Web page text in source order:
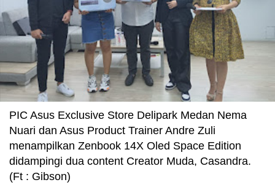
PIC Asus Exclusive Store Delipark Medan Nema
Nuari dan Asus Product Trainer Andre Zuli
menampilkan Zenbook 14X Oled Space Edition
didampingi dua content Creator Muda, Casandra.
(Ft : Gibson)